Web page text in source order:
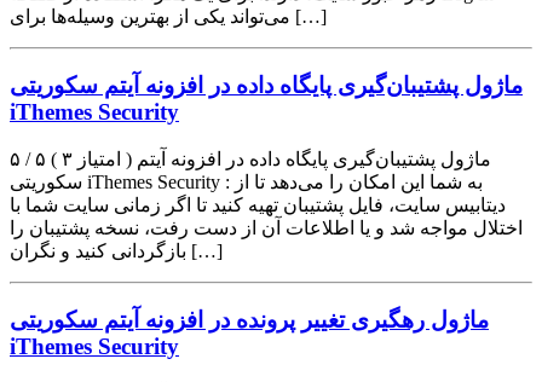
می‌تواند یکی از بهترین وسیله‌ها برای […]
ماژول پشتیبان‌گیری پایگاه داده در افزونه آیتم سکوریتی
iThemes Security
۵ / ۵ ( ۳ امتیاز ) ماژول پشتیبان‌گیری پایگاه داده در افزونه آیتم
سکوریتی iThemes Security : به شما این امکان را می‌دهد تا از
دیتابیس سایت، فایل پشتیبان تهیه کنید تا اگر زمانی سایت شما با
اختلال مواجه شد و یا اطلاعات آن از دست رفت، نسخه پشتیبان را
بازگردانی کنید و نگران […]
ماژول رهگیری تغییر پرونده در افزونه آیتم سکوریتی
iThemes Security